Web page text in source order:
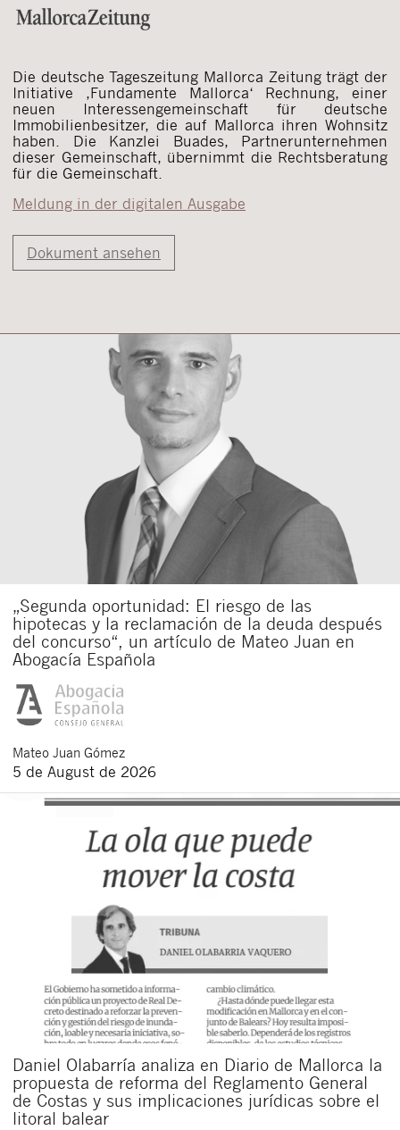
Die deutsche Tageszeitung Mallorca Zeitung trägt der
Initiative ‚Fundamente Mallorca‘ Rechnung, einer
neuen Interessengemeinschaft für deutsche
Immobilienbesitzer, die auf Mallorca ihren Wohnsitz
haben. Die Kanzlei Buades, Partnerunternehmen
dieser Gemeinschaft, übernimmt die Rechtsberatung
für die Gemeinschaft.
Meldung in der digitalen Ausgabe
Dokument ansehen
„Segunda oportunidad: El riesgo de las
hipotecas y la reclamación de la deuda después
del concurso“, un artículo de Mateo Juan en
Abogacía Española
Mateo Juan Gómez
5 de August de 2026
Daniel Olabarría analiza en Diario de Mallorca la
propuesta de reforma del Reglamento General
de Costas y sus implicaciones jurídicas sobre el
litoral balear